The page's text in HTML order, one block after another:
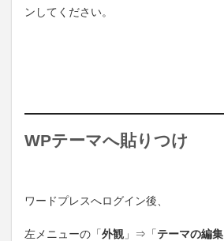
ンしてください。
WPテーマへ貼りつけ
ワードプレスへログイン後、
左メニューの「外観 」⇒「テーマの編集